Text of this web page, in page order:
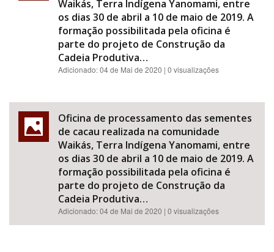
Waikás, Terra Indígena Yanomami, entre
os dias 30 de abril a 10 de maio de 2019. A
formação possibilitada pela oficina é
parte do projeto de Construção da
Cadeia Produtiva…
Adicionado:04 de Mai de 2020 | 0 visualizações
Oficina de processamento das sementes
de cacau realizada na comunidade
Waikás, Terra Indígena Yanomami, entre
os dias 30 de abril a 10 de maio de 2019. A
formação possibilitada pela oficina é
parte do projeto de Construção da
Cadeia Produtiva…
Adicionado:04 de Mai de 2020 | 0 visualizações